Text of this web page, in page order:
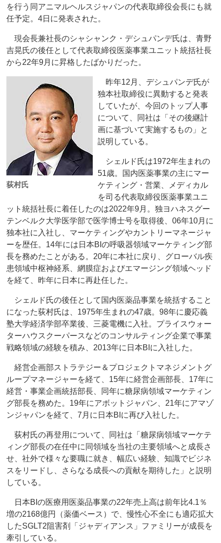
を行う同アニマルヘルスジャパンの代表取締役会長にも就
任予定。4日に発表された。
現会長兼社長のシャシャンク・デシュパンデ氏は、青野
吉晃氏の後任として代表取締役医薬事業ユニット統括社長
から22年9月に昇格したばかりだった。
荻村氏
昨年12月、デシュパンデ氏が
独本社取締役に異動すると発表
していたが、今回のトップ人事
について、同社は「その後継計
画に基づいて実施するもの」と
説明している。
シェルド氏は1972年生まれの
51歳。国内医薬事業の主にマー
ケティング・営業、メディカル
を司る代表取締役医薬事業ユニ
ット統括社長に着任したのは2022年9月。独ヨハネスグー
テンベルク大学医学部で医学博士号を取得後、06年10月に
独本社に入社し、マーケティングやカントリーマネージャ
ーを歴任。14年には日本BIの呼吸器領域マーケティング部
長を務めたことがある。20年に本社に戻り、グローバル疾
患領域中枢神経系、網膜症およびエマージング領域ヘッド
を経て、昨年に日本に再赴任した。
シェルド氏の後任として国内医薬品事業を統括すること
になった荻村氏は、1975年生まれの47歳。98年に慶応義
塾大学経済学部卒業後、三菱電機に入社。プライスウォー
ターハウスクーパースなどのコンサルティング企業で事業
戦略領域の経験を積み、2013年に日本BIに入社した。
経営企画部ストラテジー＆プロジェクトマネジメントグ
ループマネージャーを経て、15年に経営企画部長、17年に
経営・事業企画統括部長、同年に糖尿病領域マーケティン
グ部長を務めた。19年にアボットジャパン、21年にアマゾ
ンジャパンを経て、7月に日本BIに再び入社した。
荻村氏の再登用について、同社は「糖尿病領域マーケテ
ィング部長の在任中に同領域を当社の主要領域へと成長さ
せ、社外で様々な要職に就き、幅広い経験、知識でビジネ
スをリードし、さらなる成長への貢献を期待した」と説明
している。
日本BIの医療用医薬品事業の22年売上高は前年比4.1％
増の2168億円（薬価ベース）で、慢性心不全にも適応拡大
したSGLT2阻害剤「ジャディアンス」ファミリーが成長を
牽引している。